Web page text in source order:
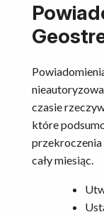
czasie
które
cały miesiąc.